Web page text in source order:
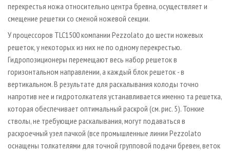
перекрестья ножа относительно центра бревна, осуществляет и
смещение решетки со сменой ножевой секции.
У процессоров TLC1500 компании Pezzolato до шести ножевых
решеток, у некоторых из них не по одному перекрестью.
Гидропозиционеры перемещают весь набор решеток в
горизонтальном направлении, а каждый блок решеток - в
вертикальном. В результате для раскалывания колоды точно
напротив нее и гидротолкателя устанавливается именно та решетка,
которая обеспечивает оптимальный раскрой (см. рис. 5). Тонкие
стволы, не требующие раскалывания, могут подаваться в
раскроечный узел пачкой (все промышленные линии Pezzolato
оснащены толкателями для точной групповой подачи бревен, веток